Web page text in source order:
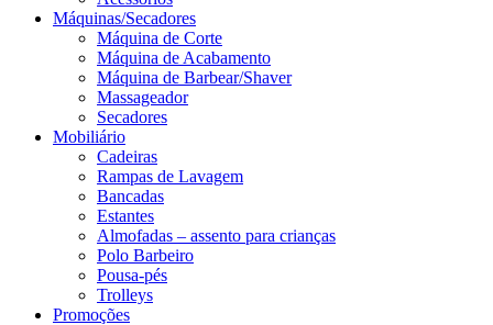
Máquinas/Secadores
Máquina de Corte
Máquina de Acabamento
Máquina de Barbear/Shaver
Massageador
Secadores
Mobiliário
Cadeiras
Rampas de Lavagem
Bancadas
Estantes
Almofadas – assento para crianças
Polo Barbeiro
Pousa-pés
Trolleys
Promoções